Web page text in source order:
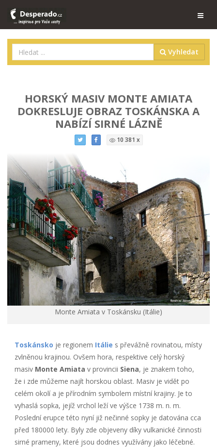
Vyhledat
HORSKÝ MASIV MONTE AMIATA
DOKRESLUJE OBRAZ TOSKÁNSKA A
NABÍZÍ SIRNÉ LÁZNĚ
10 381 x
Monte Amiata v Toskánsku (Itálie)
Toskánsko je regionem Itálie s převážně rovinatou, místy
zvlněnou krajinou. Ovšem hora, respektive celý horský
masiv Monte Amiata v provincii Siena, je znakem toho,
že i zde můžeme najít horskou oblast. Masiv je vidět po
celém okolí a je přírodním symbolem místní krajiny. Je to
vyhaslá sopka, jejíž vrchol leží ve výšce 1738 m. n. m.
Poslední erupce této nyní již nečinné sopky je datována cca
před 180000 lety. Byly zde objeveny díky vulkanické činnosti
sirné prameny, které jsou dodnes využívány jako léčebné.